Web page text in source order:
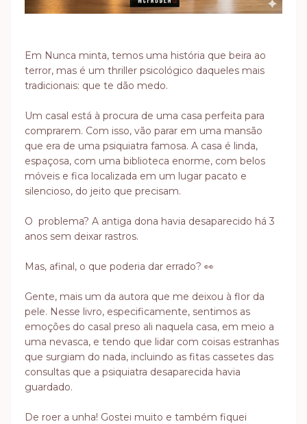
Em Nunca minta, temos uma história que beira ao
terror, mas é um thriller psicológico daqueles mais
tradicionais: que te dão medo.
Um casal está à procura de uma casa perfeita para
comprarem. Com isso, vão parar em uma mansão
que era de uma psiquiatra famosa. A casa é linda,
espaçosa, com uma biblioteca enorme, com belos
móveis e fica localizada em um lugar pacato e
silencioso, do jeito que precisam.
O problema? A antiga dona havia desaparecido há 3
anos sem deixar rastros.
Mas, afinal, o que poderia dar errado? 👀
Gente, mais um da autora que me deixou à flor da
pele. Nesse livro, especificamente, sentimos as
emoções do casal preso ali naquela casa, em meio a
uma nevasca, e tendo que lidar com coisas estranhas
que surgiam do nada, incluindo as fitas cassetes das
consultas que a psiquiatra desaparecida havia
guardado.
De roer a unha! Gostei muito e também fiquei